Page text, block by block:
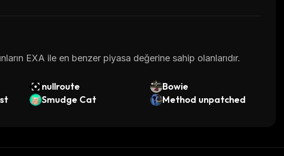
EXA ile en benzer piyasa değerine sahip olanlarıdır.
nullroute
Bowie
Smudge Cat Method unpatched